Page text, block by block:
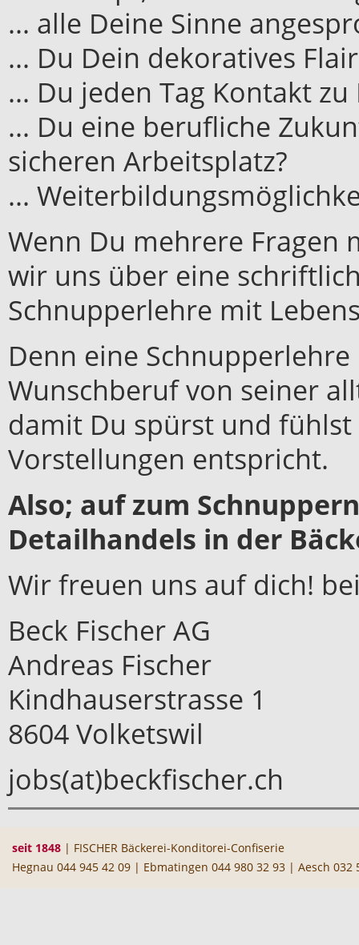
... alle Deine Sinne
... Du Dein dekoratives
... Du jeden Tag Kontakt
... Du eine berufliche
sicheren Arbeitsplatz?
...
Wenn Du mehrere Fragen
wir uns über eine
Schnupperlehre mit
Denn eine
Wunschberuf von seiner
damit Du spürst und
Vorstellungen entspricht.
Also; auf zum
Detailhandels in der
Wir freuen uns auf dich!
Beck Fischer AG
Andreas Fischer
Kindhauserstrasse 1
8604 Volketswil
jobs(at)beckfischer.ch
seit 1848 | FISCHER Bäckerei-Konditorei-Confiserie
Hegnau 044 945 42 09 | Ebmatingen 044 980 32 93 | Aesch 032